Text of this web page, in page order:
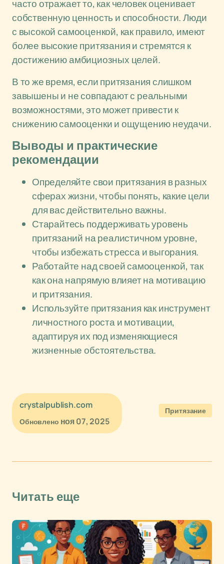
часто отражает то, как человек оценивает
собственную ценность и способности. Люди
с высокой самооценкой, как правило, имеют
более высокие притязания и стремятся к
достижению амбициозных целей.
В то же время, если притязания слишком
завышены и не совпадают с реальными
возможностями, это может привести к
снижению самооценки и ощущению неудачи.
Выводы и практические
рекомендации
Определяйте свои притязания в разных
сферах жизни, чтобы понять, какие цели
для вас действительно важны.
Старайтесь поддерживать уровень
притязаний на реалистичном уровне,
чтобы избежать стресса и выгорания.
Работайте над своей самооценкой, так
как она напрямую влияет на мотивацию
и притязания.
Используйте притязания как инструмент
личностного роста и мотивации,
адаптируя их под изменяющиеся
жизненные обстоятельства.
crystalpublish.com
Обновлено ноя 07, 2025
Притязание
Читать еще